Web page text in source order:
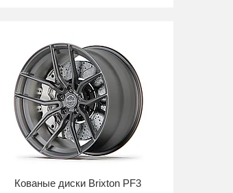
Кованые диски Brixton PF3